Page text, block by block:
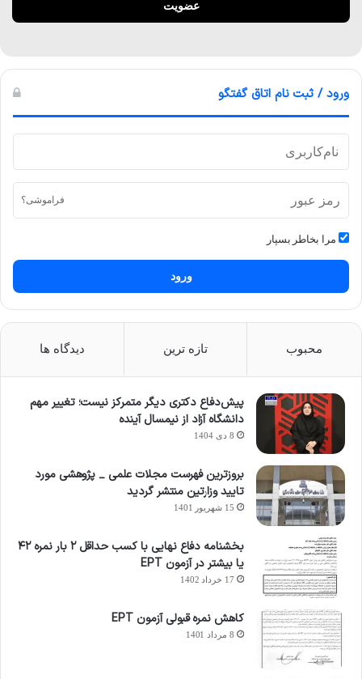
ورود / ثبت نام اتاق گفتگو
فراموشی؟
مرا بخاطر بسپار
ورود
محبوب تازه ترین دیدگاه ها
پیش‌دفاع دکتری دیگر متمرکز نیست؛ تغییر مهم
دانشگاه آزاد از نیمسال آینده
8 دی 1404
بروزترین فهرست مجلات علمی _ پژوهشی مورد
تایید وزارتین منتشر گردید
15 شهریور 1401
بخشنامه دفاع نهایی با کسب حداقل ۲ بار نمره ۴۲
یا بیشتر در آزمون EPT
17 خرداد 1402
کاهش نمره قبولی آزمون EPT
8 مرداد 1401